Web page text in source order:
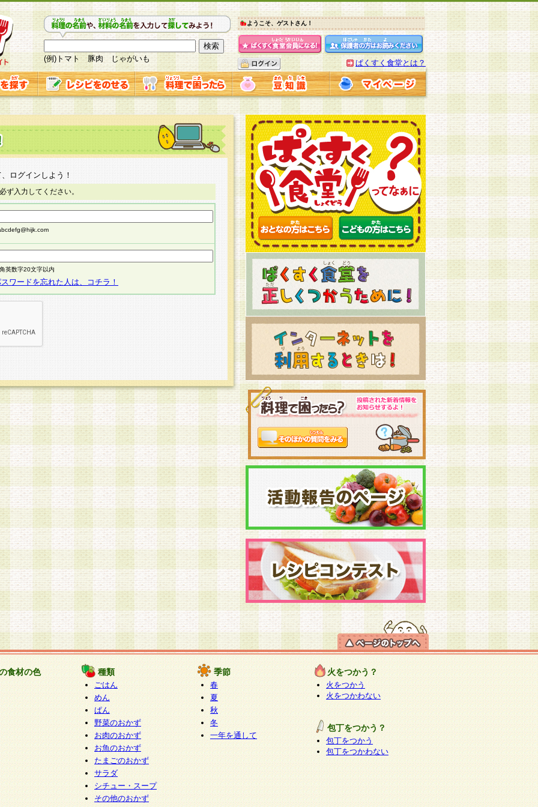
(例)トマト 豚肉 じゃがいも
ようこそ、ゲストさん！
ぱくすく食堂とは？
ログインしよう！
ず入力してください。
英数字20文字以内
ワードを忘れた人は、コチラ！
食材の色 種類
ごはん
めん
ぱん
野菜のおかず
お肉のおかず
お魚のおかず
たまごのおかず
サラダ
シチュー・スープ
その他のおかず
季節
春
夏
秋
冬
一年を通して
火をつかう？
火をつかう
火をつかわない
包丁をつかう？
包丁をつかう
包丁をつかわない